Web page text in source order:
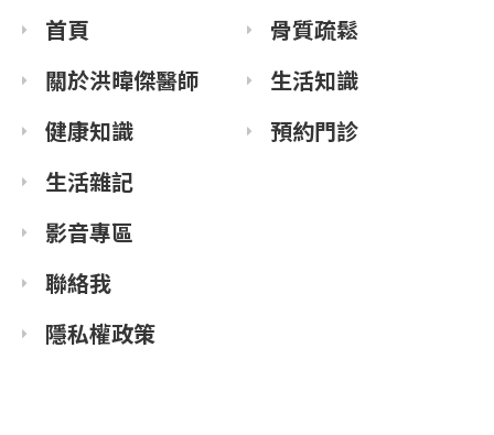
首頁
關於洪暐傑醫師
健康知識
生活雜記
影音專區
聯絡我
隱私權政策
骨質疏鬆
生活知識
預約門診